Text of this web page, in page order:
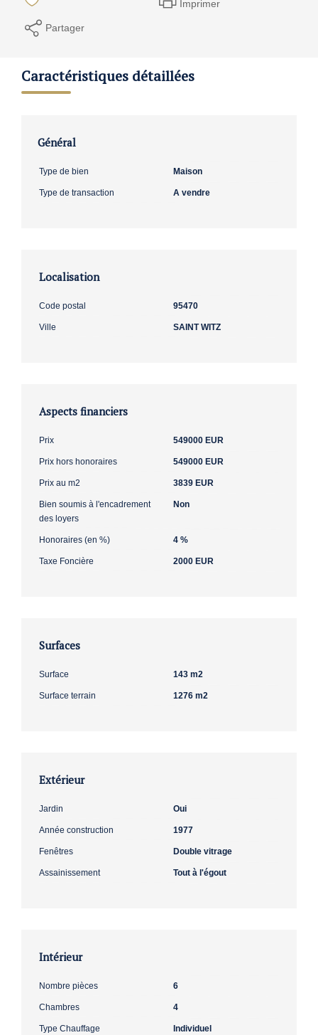
Imprimer
Partager
Caractéristiques détaillées
Général
Type de bien Maison
Type de transaction A vendre
Localisation
Code postal 95470
Ville SAINT WITZ
Aspects financiers
Prix 549000 EUR
Prix hors honoraires 549000 EUR
Prix au m2 3839 EUR
Bien soumis à l'encadrement
des loyers
Non
Honoraires (en %) 4 %
Taxe Foncière 2000 EUR
Surfaces
Surface 143 m2
Surface terrain 1276 m2
Extérieur
Jardin Oui
Année construction 1977
Fenêtres Double vitrage
Assainissement Tout à l'égout
Intérieur
Nombre pièces 6
Chambres 4
Type Chauffage Individuel